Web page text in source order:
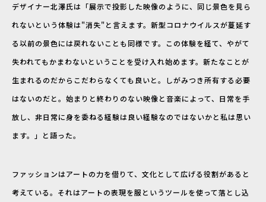
デザイナー北澤氏は「展示で投影した映像のように、同じ景色を見ら
れないという体験は"消失"と言えます。新型コロナウイルスが蔓延す
る以前の景色には戻れないことも同様です。この体験を経て、やがて
失われてもかまわないということを受け入れ始めます。新たなことが
生まれるのだからこだわらなくても良いと。しがみつき所有する必要
はないのだと。始まりと終わりのない映像と音楽によって、日常を手
放し、非日常に身を委ねる経験は良い経験なのではないかと私は思い
ます。」と語った。
ファッションはアートの力を借りて、文化として広げる役割があると
考えている。それはアートの表現を服というツールを使って落とし込